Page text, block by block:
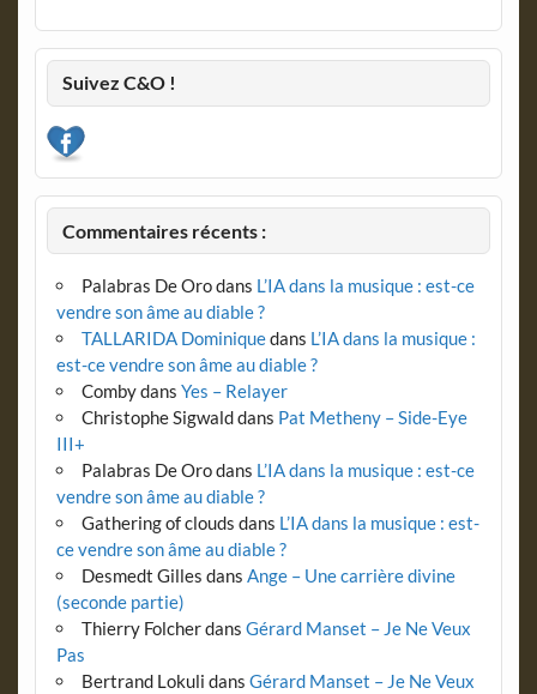
Suivez C&O !
Commentaires récents :
Palabras De Orodans L’IA dans la musique : est-ce
vendre son âme au diable ?
TALLARIDA Dominiquedans L’IA dans la musique :
est-ce vendre son âme au diable ?
Combydans Yes – Relayer
Christophe Sigwalddans Pat Metheny – Side-Eye
III+
Palabras De Orodans L’IA dans la musique : est-ce
vendre son âme au diable ?
Gathering of clouds dans L’IA dans la musique : est-
ce vendre son âme au diable ?
Desmedt Gilles dans Ange – Une carrière divine
(seconde partie)
Thierry Folcherdans Gérard Manset – Je Ne Veux
Pas
Bertrand Lokuli dans Gérard Manset – Je Ne Veux